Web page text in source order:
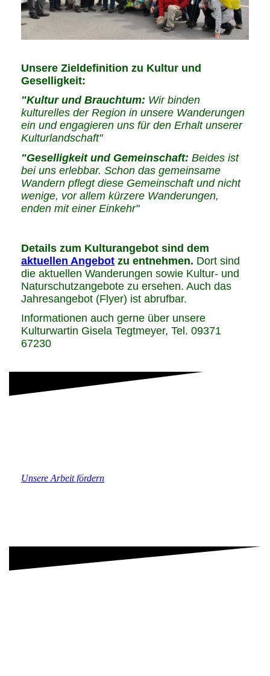
Unsere Zieldefinition zu Kultur und
Geselligkeit:
"Kultur und Brauchtum: Wir binden
kulturelles der Region in unsere Wanderungen
ein und engagieren uns für den Erhalt unserer
Kulturlandschaft"
"Geselligkeit und Gemeinschaft: Beides ist
bei uns erlebbar. Schon das gemeinsame
Wandern pflegt diese Gemeinschaft und nicht
wenige, vor allem kürzere Wanderungen,
enden mit einer Einkehr"
Details zum Kulturangebot sind dem
aktuellen Angebot zu entnehmen. Dort sind
die aktuellen Wanderungen sowie Kultur- und
Naturschutzangebote zu ersehen. Auch das
Jahresangebot (Flyer) ist abrufbar.
Informationen auch gerne über unsere
Kulturwartin Gisela Tegtmeyer, Tel. 09371
67230
Unsere Arbeit fördern